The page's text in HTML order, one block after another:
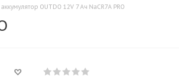
OUTDO 12V 7 Ач NaCR7A PRO